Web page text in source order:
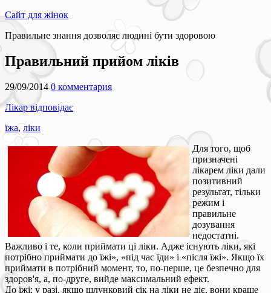
Сайт для жінок
Правильне знання дозволяє людині бути здоровою
Правильний прийом ліків
29/09/2014 0 комментария
Лікар відповідає
їжа, ліки
Для того, щоб
призначені
лікарем ліки дали
позитивний
результат, тільки
режим і
правильне
дозування
недостатні.
Важливо і те, коли приймати ці ліки. Адже існують ліки, які
потрібно приймати до їжі», «під час їди» і «після їжі». Якщо їх
приймати в потрібний момент, то, по-перше, це безпечно для
здоров'я, а, по-друге, вийде максимальний ефект.
До їжі: у разі, якщо шлунковий сік на ліки не діє, вони краще